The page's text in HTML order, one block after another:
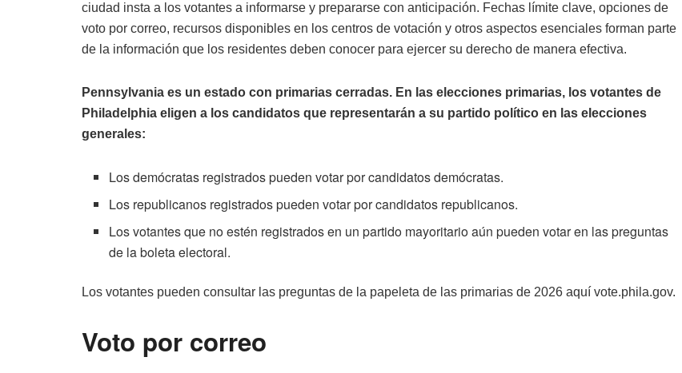
ciudad insta a los votantes a informarse y prepararse con anticipación. Fechas límite clave, opciones de
voto por correo, recursos disponibles en los centros de votación y otros aspectos esenciales forman parte
de la información que los residentes deben conocer para ejercer su derecho de manera efectiva.
Pennsylvania es un estado con primarias cerradas. En las elecciones primarias, los votantes de
Philadelphia eligen a los candidatos que representarán a su partido político en las elecciones
generales:
Los demócratas registrados pueden votar por candidatos demócratas.
Los republicanos registrados pueden votar por candidatos republicanos.
Los votantes que no estén registrados en un partido mayoritario aún pueden votar en las preguntas
de la boleta electoral.
Los votantes pueden consultar las preguntas de la papeleta de las primarias de 2026 aquí vote.phila.gov.
Voto por correo